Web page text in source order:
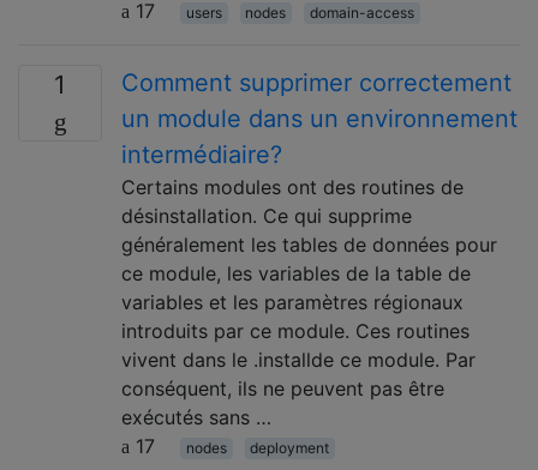
17
users nodes domain-access
1
Comment supprimer correctement
un module dans un environnement
intermédiaire?
Certains modules ont des routines de
désinstallation. Ce qui supprime
généralement les tables de données pour
ce module, les variables de la table de
variables et les paramètres régionaux
introduits par ce module. Ces routines
vivent dans le .installde ce module. Par
conséquent, ils ne peuvent pas être
exécutés sans …
17
nodes deployment